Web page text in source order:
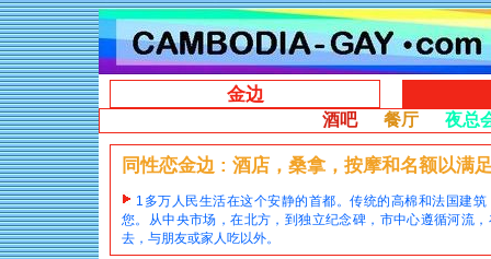
金边
酒吧 餐厅 夜
同性恋金边 : 酒店，桑拿，按摩和名额以满
1多万人民生活在这个安静的首都。传统的高棉和法国建
您。从中央市场，在北方，到独立纪念碑，市中心遵循河流
去，与朋友或家人吃以外。